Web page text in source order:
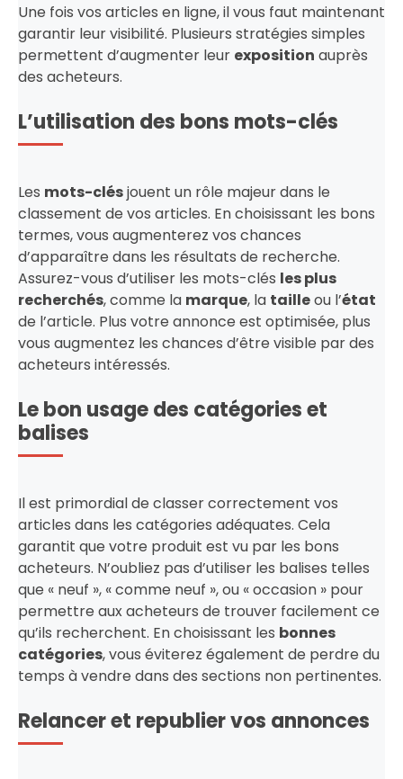
Une fois vos articles en ligne, il vous faut maintenant
garantir leur visibilité. Plusieurs stratégies simples
permettent d’augmenter leur exposition auprès
des acheteurs.
L’utilisation des bons mots-clés
Les mots-clésjouent un rôle majeur dans le
classement de vos articles. En choisissant les bons
termes, vous augmenterez vos chances
d’apparaître dans les résultats de recherche.
Assurez-vous d’utiliser les mots-clés les plus
recherchés, comme la marque, la tailleou l’état
de l’article. Plus votre annonce est optimisée, plus
vous augmentez les chances d’être visible par des
acheteurs intéressés.
Le bon usage des catégories et
balises
Il est primordial de classer correctement vos
articles dans les catégories adéquates. Cela
garantit que votre produit est vu par les bons
acheteurs. N’oubliez pas d’utiliser les balises telles
que « neuf », « comme neuf », ou « occasion » pour
permettre aux acheteurs de trouver facilement ce
qu’ils recherchent. En choisissant les bonnes
catégories, vous éviterez également de perdre du
temps à vendre dans des sections non pertinentes.
Relancer et republier vos annonces